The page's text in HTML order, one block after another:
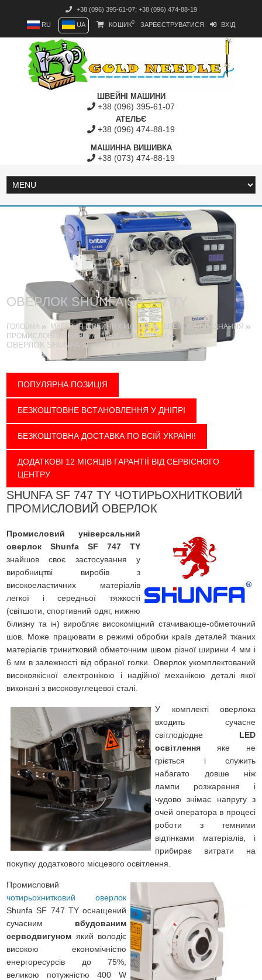
+38 (096) 395-61-07; +38 (096) 474-88-19
RU UA КОШИК0 ЗАРЕЄСТРУВАТИСЯ ВХІД
ШВЕЙНІ МАШИНИ
+38 (096) 395-61-07
АТЕЛЬЄ
+38 (096) 474-88-19
МАШИННА ВИШИВКА
+38 (073) 474-88-19
ОВЕРЛОК SHUNFA SF 747 TY
ГОЛОВНА МАГАЗИН ШВЕЙНИХ МАШИН
ШВЕЙНЕ ОБЛАДНАННЯ
ПРОМИСЛОВІ ШВЕЙНІ МАШИНИ
ОВЕРЛОКИ
ОВЕРЛОК SHUNFA SF 747 TY
ПОПУЛЯРНА ПОЗИЦІЯ
БЕЗКОШТОВНЕ ВСТАНОВЛЕННЯ У ДНІПРІ
БЕЗКОШТОВНА ДОСТАВКА ПО ВСІЙ УКРАЇНІ!
ДОДАТКОВІ 12 МІСЯЦІВ ГАРАНТІЇ ВІД СЕРВІСНОГО
ЦЕНТРУ
SHUNFA SF 747 TY ЧОТИРЬОХНИТКОВИЙ
ПРОМИСЛОВИЙ ОВЕРЛОК
Промисловий універсальний
оверлок Shunfa SF 747 TY
знайшов своє застосування у
виробництві виробів з
високоеластичних матеріалів
легкої і середньої тяжкості
(світшоти, спортивний одяг, нижню
білизну та ін) виробляє високоміцний стачивающе-обметочний
шов. Може працювати в режимі обробки країв деталей тканих
матеріалів тринитковий обметочним швом різної ширини 4 мм і
6 мм в залежності від обраної голки. Оверлок укомплектований
високоякісної електронікою і надійної механікою деталі якої
виконані з високовуглецевої сталі.
У комплекті оверлока
входить сучасне
світлодіодне LED
освітлення яке не
гріється і служить
набагато довше ніж
лампи розжарення і
чудово знімає напругу з
очей оператора в процесі
роботи з темними
відтінками матеріалів, і
прибирає витрати на
покупку додаткового місцевого освітлення.
Промисловий
чотирьохнитковий оверлок
Shunfa SF 747 TY оснащений
сучасним вбудованим
серводвигуном який володіє
високою економічністю
енергоресурсів до 75%,
великою потужністю 400 W